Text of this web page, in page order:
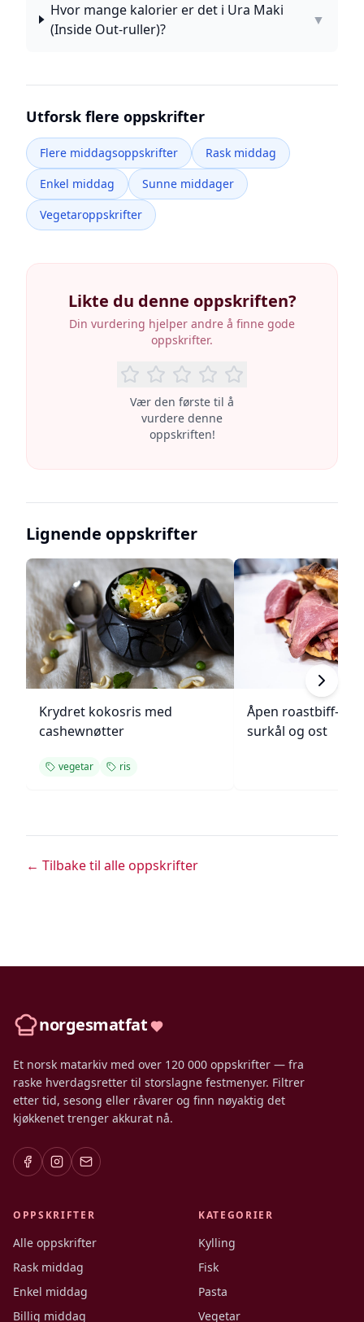
Hvor mange kalorier er det i Ura Maki
(Inside Out-ruller)?
▼
Utforsk flere oppskrifter
Flere middagsoppskrifter
Rask middag
Enkel middag
Sunne middager
Vegetaroppskrifter
Likte du denne oppskriften?
Din vurdering hjelper andre å finne gode
oppskrifter.
Vær den første til å
vurdere denne
oppskriften!
Lignende oppskrifter
Krydret kokosris med
cashewnøtter
vegetar ris
Åpen roastbiff-
surkål og ost
← Tilbake til alle oppskrifter
norgesmatfat
Et norsk matarkiv med over 120 000 oppskrifter — fra
raske hverdagsretter til storslagne festmenyer. Filtrer
etter tid, sesong eller råvarer og finn nøyaktig det
kjøkkenet trenger akkurat nå.
OPPSKRIFTER
Alle oppskrifter
Rask middag
Enkel middag
Billig middag
KATEGORIER
Kylling
Fisk
Pasta
Vegetar